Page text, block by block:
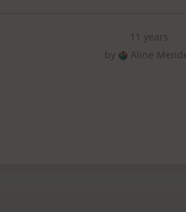
11 years
by
Aline